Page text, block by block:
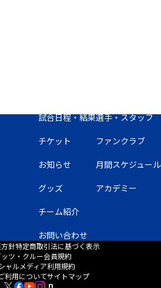
試合日程・結果
チケット
お知らせ
グッズ
チーム紹介
お問い合わせ
選手・スタッフ
ファンクラブ
月間スケジュール
アカデミー
針特定商取引法に基づく表示
ッツ・クルー会員規約
ャルメディア利用規約
利用についてサイトマップ